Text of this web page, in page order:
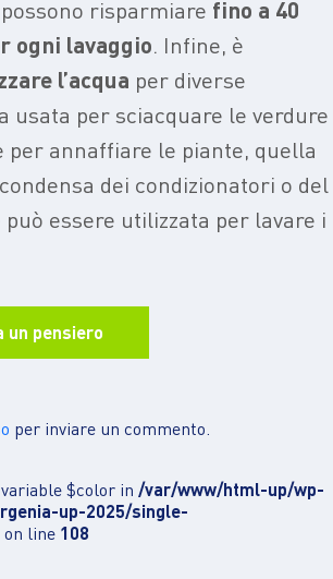
risparmiare fino a 40
ogni lavaggio. Infine, è
l’acqua per diverse
usata per sciacquare le verdure
per annaffiare le piante, quella
dei condizionatori o del
essere utilizzata per lavare i
un pensiero
per inviare un commento.
$color in /var/www/html-up/wp-
up-2025/single-
on line 108